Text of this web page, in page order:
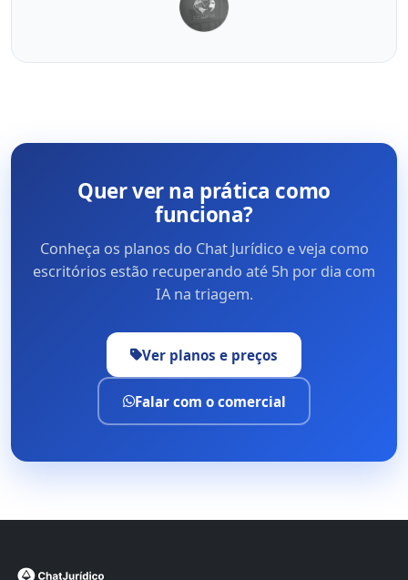
Quer ver na prática como
funciona?
Conheça os planos do Chat Jurídico e veja como
escritórios estão recuperando até 5h por dia com
IA na triagem.
Ver planos e preços
Falar com o comercial